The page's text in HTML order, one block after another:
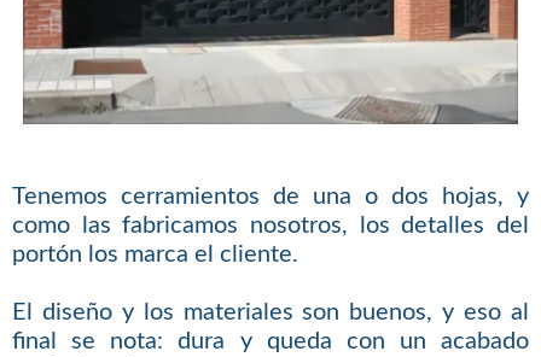
Tenemos cerramientos de una o dos hojas, y
como las fabricamos nosotros, los detalles del
portón los marca el cliente.
El diseño y los materiales son buenos, y eso al
final se nota: dura y queda con un acabado